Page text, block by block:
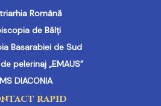
Română
de Bălți
Basarabiei de Sud
pelerinaj „EMAUS”
MS DIACONIA
rapid